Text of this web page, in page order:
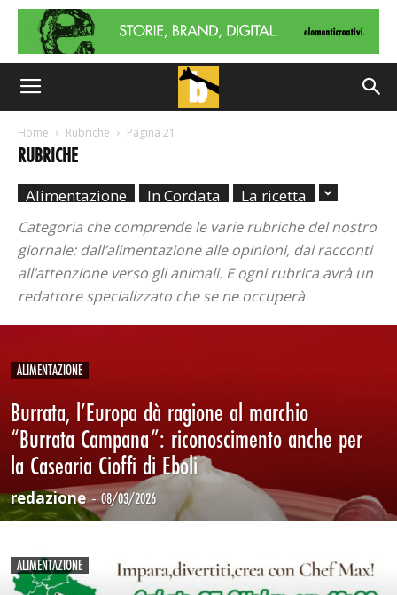
Home Rubriche Pagina 21
RUBRICHE
Alimentazione In Cordata La ricetta
Categoria che comprende le varie rubriche del nostro
giornale: dall’alimentazione alle opinioni, dai racconti
all’attenzione verso gli animali. E ogni rubrica avrà un
redattore specializzato che se ne occuperà
ALIMENTAZIONE
Burrata, l’Europa dà ragione al marchio
“Burrata Campana”: riconoscimento anche per
la Casearia Cioffi di Eboli
redazione - 08/03/2026
ALIMENTAZIONE